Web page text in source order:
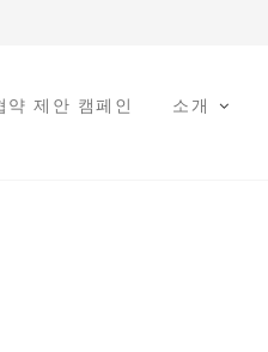
약 제안 캠페인 소개